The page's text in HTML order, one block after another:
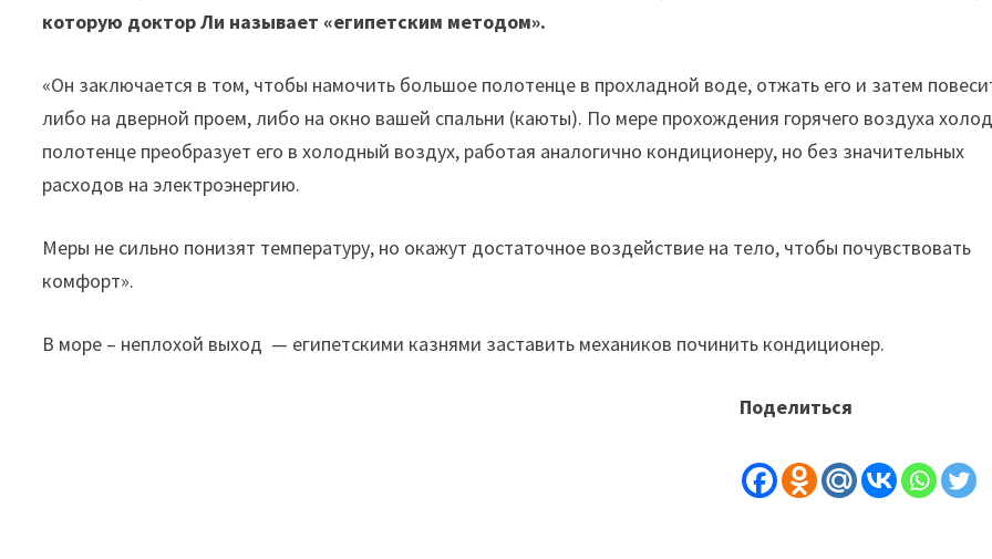
которую доктор Ли называет «египетским методом».
«Он заключается в том, чтобы намочить большое полотенце в прохладной воде, отжать его и затем
либо на дверной проем, либо на окно вашей спальни (каюты). По мере прохождения горячего воздуха
полотенце преобразует его в холодный воздух, работая аналогично кондиционеру, но без значительных
расходов на электроэнергию.
Меры не сильно понизят температуру, но окажут достаточное воздействие на тело, чтобы почувствовать
комфорт».
В море – неплохой выход — египетскими казнями заставить механиков починить кондиционер.
Поделиться